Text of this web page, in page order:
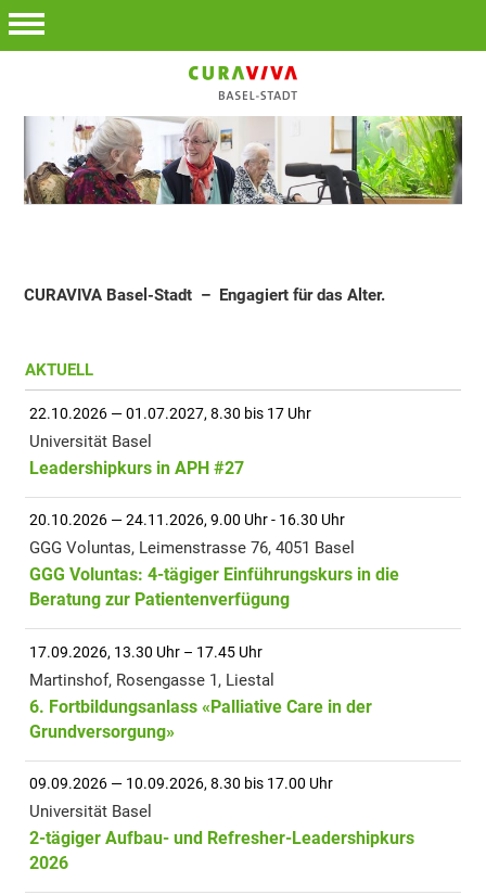
CURAVIVA Basel-Stadt – Engagiert für das Alter.
AKTUELL
22.10.2026 — 01.07.2027, 8.30 bis 17 Uhr
Universität Basel
Leadershipkurs in APH #27
20.10.2026 — 24.11.2026, 9.00 Uhr - 16.30 Uhr
GGG Voluntas, Leimenstrasse 76, 4051 Basel
GGG Voluntas: 4-tägiger Einführungskurs in die
Beratung zur Patientenverfügung
17.09.2026, 13.30 Uhr – 17.45 Uhr
Martinshof, Rosengasse 1, Liestal
6. Fortbildungsanlass «Palliative Care in der
Grundversorgung»
09.09.2026 — 10.09.2026, 8.30 bis 17.00 Uhr
Universität Basel
2-tägiger Aufbau- und Refresher-Leadershipkurs
2026